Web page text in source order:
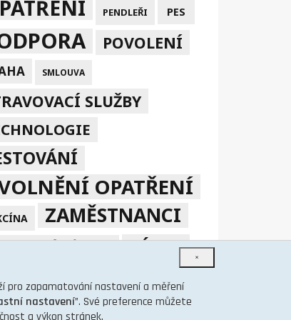
PENDLEŘI PES
POVOLENÍ
SMLOUVA
SLUŽBY
OPATŘENÍ
ZAMĚSTNANCI
ZÁKAZ
NA SP A ZP ČMZRB
×
pro zapamatování nastavení a měření
nastavení”. Své preference můžete
a výkon stránek.